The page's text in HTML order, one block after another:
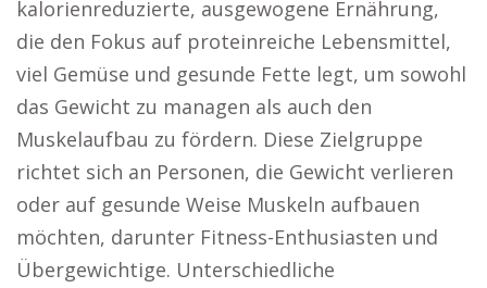
kalorienreduzierte, ausgewogene Ernährung,
die den Fokus auf proteinreiche Lebensmittel,
viel Gemüse und gesunde Fette legt, um sowohl
das Gewicht zu managen als auch den
Muskelaufbau zu fördern. Diese Zielgruppe
richtet sich an Personen, die Gewicht verlieren
oder auf gesunde Weise Muskeln aufbauen
möchten, darunter Fitness-Enthusiasten und
Übergewichtige. Unterschiedliche